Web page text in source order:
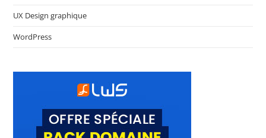
UX Design graphique
WordPress